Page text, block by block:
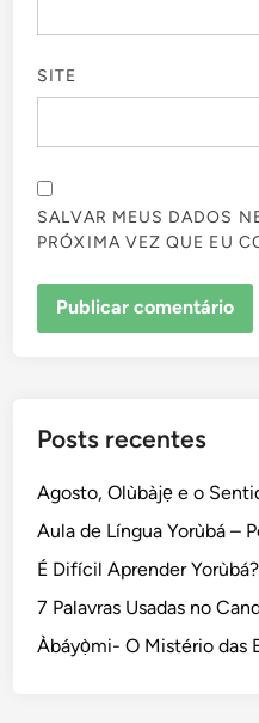
SITE
SALVAR MEUS DADOS
PRÓXIMA VEZ QUE EU
Posts recentes
Agosto, Olùbàjẹ e o
Aula de Língua Yorùbá –
É Difícil Aprender
7 Palavras Usadas no
Àbáyọ̀mi- O Mistério das